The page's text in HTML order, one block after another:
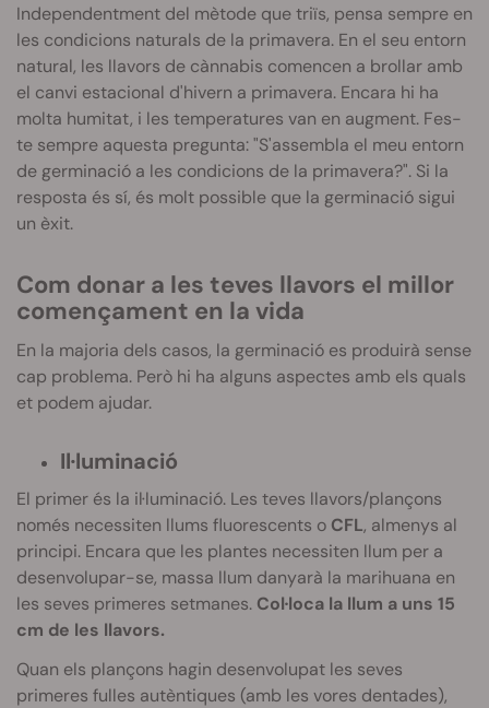
Independentment del mètode que triïs, pensa sempre en
les condicions naturals de la primavera. En el seu entorn
natural, les llavors de cànnabis comencen a brollar amb
el canvi estacional d'hivern a primavera. Encara hi ha
molta humitat, i les temperatures van en augment. Fes-
te sempre aquesta pregunta: "S'assembla el meu entorn
de germinació a les condicions de la primavera?". Si la
resposta és sí, és molt possible que la germinació sigui
un èxit.
Com donar a les teves llavors el millor
començament en la vida
En la majoria dels casos, la germinació es produirà sense
cap problema. Però hi ha alguns aspectes amb els quals
et podem ajudar.
Il·luminació
El primer és la il·luminació. Les teves llavors/plançons
només necessiten llums fluorescents o CFL, almenys al
principi. Encara que les plantes necessiten llum per a
desenvolupar-se, massa llum danyarà la marihuana en
les seves primeres setmanes. Col·loca la llum a uns 15
cm de les llavors.
Quan els plançons hagin desenvolupat les seves
primeres fulles autèntiques (amb les vores dentades),